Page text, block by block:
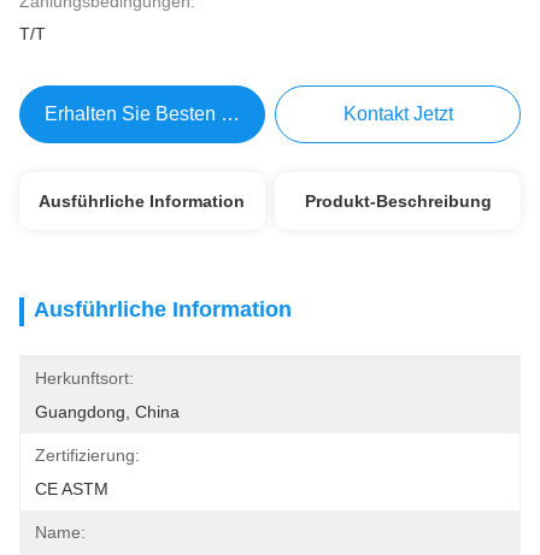
T/T
Erhalten Sie Besten Preis Kontakt Jetzt
Ausführliche Information Produkt-Beschreibung
Ausführliche Information
Herkunftsort:
Guangdong, China
Zertifizierung:
CE ASTM
Name: